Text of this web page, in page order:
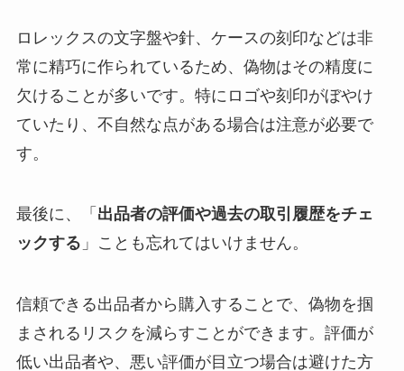
ロレックスの文字盤や針、ケースの刻印などは非
常に精巧に作られているため、偽物はその精度に
欠けることが多いです。特にロゴや刻印がぼやけ
ていたり、不自然な点がある場合は注意が必要で
す。
最後に、「 出品者の評価や過去の取引履歴をチェ
ックする 」ことも忘れてはいけません。
信頼できる出品者から購入することで、偽物を掴
まされるリスクを減らすことができます。評価が
低い出品者や、悪い評価が目立つ場合は避けた方